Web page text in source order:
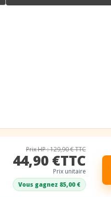
Prix HP : 129,90 € TTC
44,90 €TTC
Prix unitaire
Vous gagnez 85,00 €